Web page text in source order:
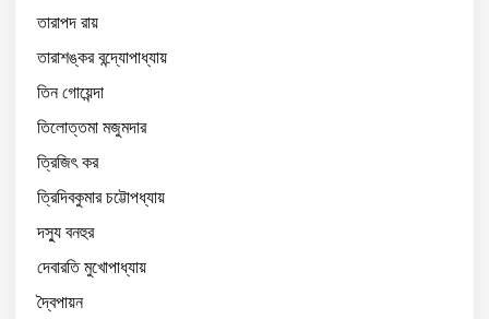
তারাপদ রায়
তারাশঙ্কর বন্দ্যোপাধ্যায়
তিন গোয়েন্দা
তিলোত্তমা মজুমদার
ত্রিজিৎ কর
ত্রিদিবকুমার চট্টোপধ্যায়
দস্যু বনহুর
দেবারতি মুখোপাধ্যায়
দ্বৈপায়ন